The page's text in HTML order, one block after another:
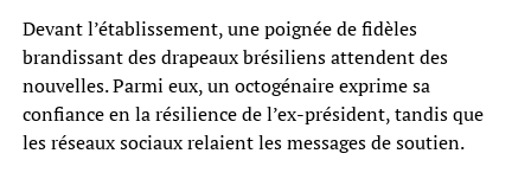
Devant l’établissement, une poignée de fidèles
brandissant des drapeaux brésiliens attendent des
nouvelles. Parmi eux, un octogénaire exprime sa
confiance en la résilience de l’ex-président, tandis que
les réseaux sociaux relaient les messages de soutien.